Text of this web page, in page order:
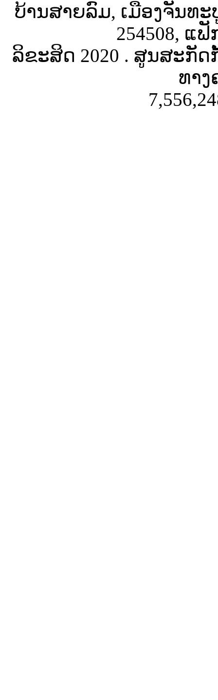
ບ້ານສາຍລົມ, ເມືອງຈັນທະ
254508, ແຟັ
ລິຂະສິດ 2020 . ສູນສະກັ
ທາງ